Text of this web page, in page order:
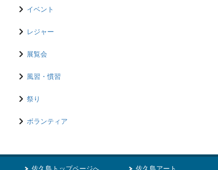
イベント
レジャー
展覧会
風習・慣習
祭り
ボランティア